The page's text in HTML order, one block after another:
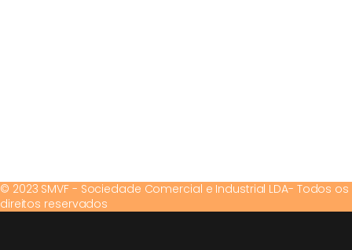
© 2023 SMVF - Sociedade Comercial e Industrial LDA- Todos os
direitos reservados